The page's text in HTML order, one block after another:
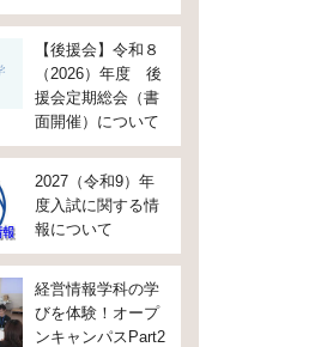
【後援会】令和８
（2026）年度 後
援会定期総会（書
面開催）について
2027（令和9）年
度入試に関する情
報について
経営情報学科の学
びを体験！オープ
ンキャンパスPart2